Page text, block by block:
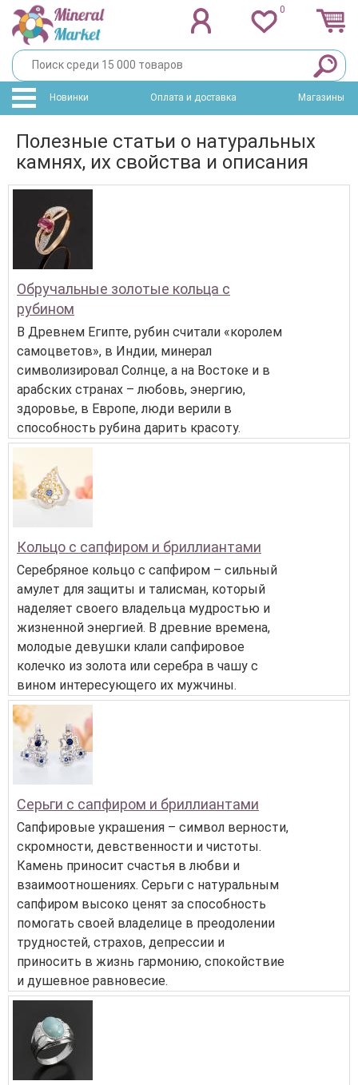
0
Новинки Оплата и доставка Магазины
Полезные статьи о натуральных
камнях, их свойства и описания
Обручальные золотые кольца с
рубином
В Древнем Египте, рубин считали «королем
самоцветов», в Индии, минерал
символизировал Солнце, а на Востоке и в
арабских странах – любовь, энергию,
здоровье, в Европе, люди верили в
способность рубина дарить красоту.
Кольцо с сапфиром и бриллиантами
Серебряное кольцо с сапфиром – сильный
амулет для защиты и талисман, который
наделяет своего владельца мудростью и
жизненной энергией. В древние времена,
молодые девушки клали сапфировое
колечко из золота или серебра в чашу с
вином интересующего их мужчины.
Серьги с сапфиром и бриллиантами
Сапфировые украшения – символ верности,
скромности, девственности и чистоты.
Камень приносит счастья в любви и
взаимоотношениях. Серьги с натуральным
сапфиром высоко ценят за способность
помогать своей владелице в преодолении
трудностей, страхов, депрессии и
приносить в жизнь гармонию, спокойствие
и душевное равновесие.